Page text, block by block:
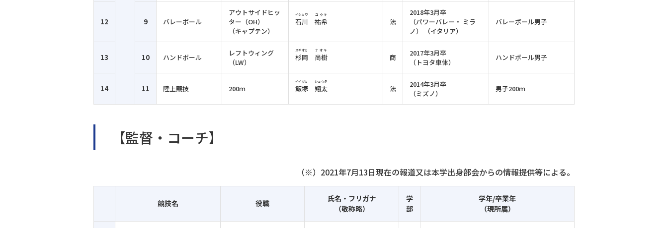
12 9 バレーボール
アウトサイドヒッ
ター（OH）
（キャプテン）
石川
イシカワ
祐希
ユウキ
法
2018年3月卒
（パワーバレー・ ミラ
ノ） （イタリア）
バレーボール男子
13 10 ハンドボール
レフトウィング
（LW）
杉岡
スギオカ
尚樹
ナオキ
商
2017年3月卒
（トヨタ車体）
ハンドボール男子
14 11 陸上競技 200ｍ 飯塚
イイヅカ
翔太
ショウタ
法
2014年3月卒
（ミズノ）
男子200ｍ
【監督・コーチ】
（※）2021年7月13日現在の報道又は本学出身部会からの情報提供等による。
競技名 役職
氏名・フリガナ
（敬称略）
学
部
学年/卒業年
（現所属）